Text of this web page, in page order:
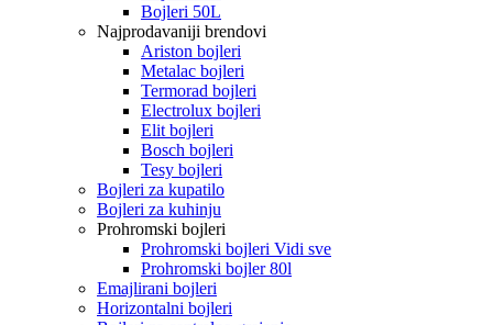
Bojleri 50L
Najprodavaniji brendovi
Ariston bojleri
Metalac bojleri
Termorad bojleri
Electrolux bojleri
Elit bojleri
Bosch bojleri
Tesy bojleri
Bojleri za kupatilo
Bojleri za kuhinju
Prohromski bojleri
Prohromski bojleri Vidi sve
Prohromski bojler 80l
Emajlirani bojleri
Horizontalni bojleri